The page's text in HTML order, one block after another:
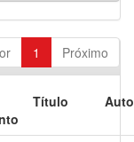
1 Próximo
Título